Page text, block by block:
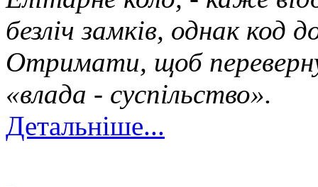
безліч замків, однак
Отримати, щоб
«влада - суспільство».
Детальніше...